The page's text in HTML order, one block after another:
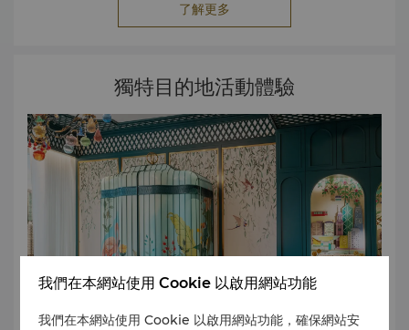
了解更多
獨特目的地活動體驗
我們在本網站使用 Cookie 以啟用網站功能
我們在本網站使用 Cookie 以啟用網站功能，確保網站安